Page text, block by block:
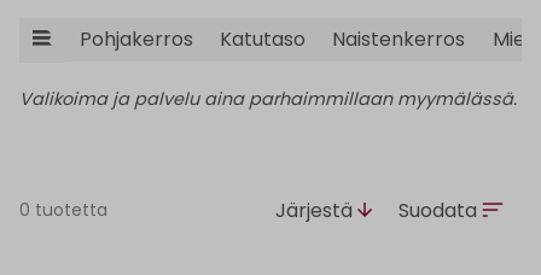
Pohjakerros Katutaso Naistenkerros
Valikoima ja palvelu aina parhaimmillaan myymälässä.
0 tuotetta Järjestä Suodata